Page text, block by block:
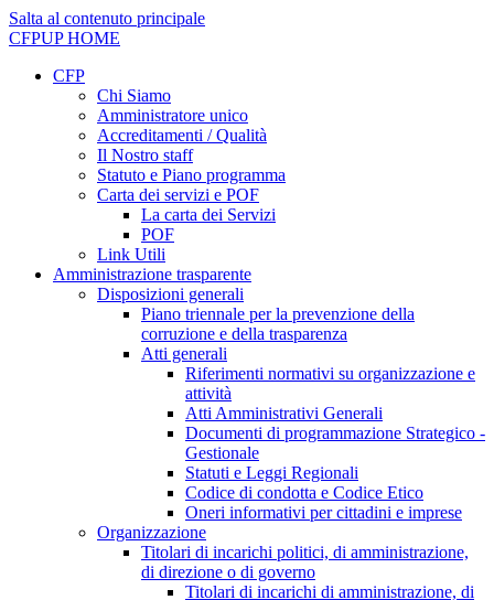
Salta al contenuto principale
CFPUPHOME
CFP
Chi Siamo
Amministratore unico
Accreditamenti / Qualità
Il Nostro staff
Statuto e Piano programma
Carta dei servizi e POF
La carta dei Servizi
POF
Link Utili
Amministrazione trasparente
Disposizioni generali
Piano triennale per la prevenzione della
corruzione e della trasparenza
Atti generali
Riferimenti normativi su organizzazione e
attività
Atti Amministrativi Generali
Documenti di programmazione Strategico -
Gestionale
Statuti e Leggi Regionali
Codice di condotta e Codice Etico
Oneri informativi per cittadini e imprese
Organizzazione
Titolari di incarichi politici, di amministrazione,
di direzione o di governo
Titolari di incarichi di amministrazione, di